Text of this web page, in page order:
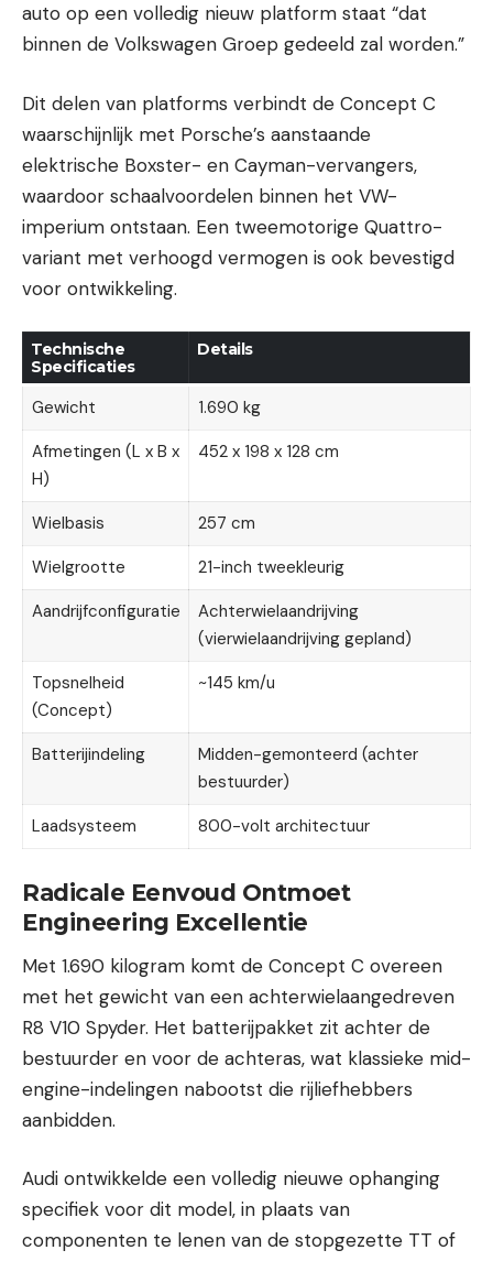
auto op een volledig nieuw platform staat “dat
binnen de Volkswagen Groep gedeeld zal worden.”
Dit delen van platforms verbindt de Concept C
waarschijnlijk met Porsche’s aanstaande
elektrische Boxster- en Cayman-vervangers,
waardoor schaalvoordelen binnen het VW-
imperium ontstaan. Een tweemotorige Quattro-
variant met verhoogd vermogen is ook bevestigd
voor ontwikkeling.
Technische
Specificaties
Details
Gewicht
1.690 kg
Afmetingen (L x B x
H)
452 x 198 x 128 cm
Wielbasis
257 cm
Wielgrootte
21-inch tweekleurig
Aandrijfconfiguratie
Achterwielaandrijving
(vierwielaandrijving gepland)
Topsnelheid
(Concept)
~145 km/u
Batterijindeling
Midden-gemonteerd (achter
bestuurder)
Laadsysteem
800-volt architectuur
Radicale Eenvoud Ontmoet
Engineering Excellentie
Met 1.690 kilogram komt de Concept C overeen
met het gewicht van een achterwielaangedreven
R8 V10 Spyder. Het batterijpakket zit achter de
bestuurder en voor de achteras, wat klassieke mid-
engine-indelingen nabootst die rijliefhebbers
aanbidden.
Audi ontwikkelde een volledig nieuwe ophanging
specifiek voor dit model, in plaats van
componenten te lenen van de stopgezette TT of